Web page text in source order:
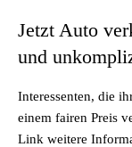
Jetzt Auto
und
Interessenten, die
einem fairen Preis
Link weitere